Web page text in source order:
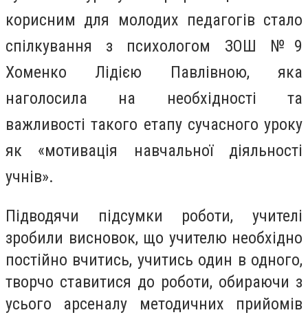
корисним для молодих педагогів стало
спілкування з психологом ЗОШ №9
Хоменко Лідією Павлівною, яка
наголосила на необхідності та
важливості такого етапу сучасного уроку
як «мотивація навчальної діяльності
учнів».
Підводячи підсумки роботи, учителі
зробили висновок, що учителю необхідно
постійно вчитись, учитись один в одного,
творчо ставитися до роботи, обираючи з
усього арсеналу методичних прийомів